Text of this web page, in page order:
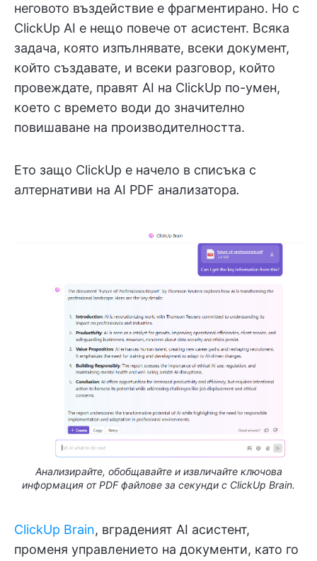
неговото въздействие е фрагментирано. Но с
ClickUp AI е нещо повече от асистент. Всяка
задача, която изпълнявате, всеки документ,
който създавате, и всеки разговор, който
провеждате, правят AI на ClickUp по-умен,
което с времето води до значително
повишаване на производителността.
Ето защо ClickUp е начело в списъка с
алтернативи на AI PDF анализатора.
Анализирайте, обобщавайте и извличайте ключова
информация от PDF файлове за секунди с ClickUp Brain.
ClickUp Brain, вграденият AI асистент,
променя управлението на документи, като го